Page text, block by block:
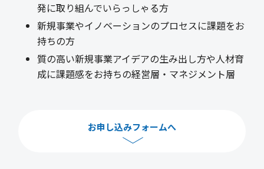
発に取り組んでいらっしゃる方
新規事業やイノベーションのプロセスに課題をお
持ちの方
質の高い新規事業アイデアの生み出し方や人材育
成に課題感をお持ちの経営層・マネジメント層
お申し込みフォームへ